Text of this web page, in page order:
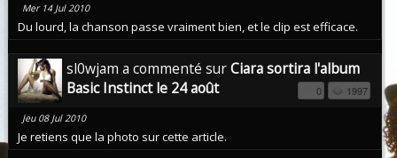
Mer 14 Jul 2010
Du lourd, la chanson passe vraiment bien, et le clip est efficace.
sl0wjam a commenté surCiara sortira l'album
Basic Instinct le 24 août
0 1997
Jeu 08 Jul 2010
Je retiens que la photo sur cette article.